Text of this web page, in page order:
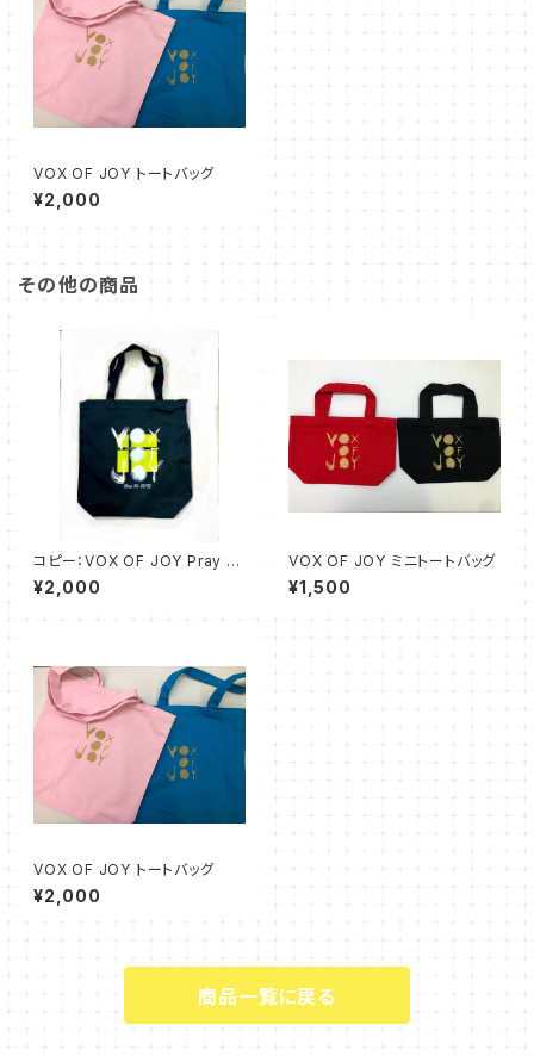
VOX OF JOY トートバッグ
¥2,000
その他の商品
コピー：VOX OF JOY Pray fo
r Noto トートバック黒
¥2,000
VOX OF JOY ミニトートバッグ
¥1,500
VOX OF JOY トートバッグ
¥2,000
商品一覧に戻る